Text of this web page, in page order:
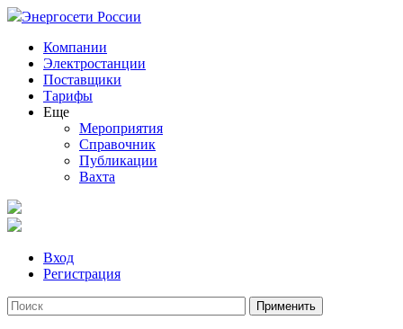
Энергосети России
Компании
Электростанции
Поставщики
Тарифы
Еще
Мероприятия
Справочник
Публикации
Вахта
Вход
Регистрация